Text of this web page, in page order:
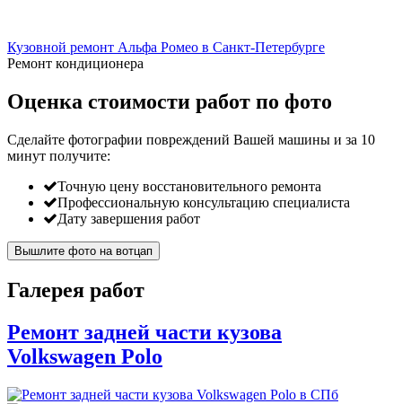
Кузовной ремонт Альфа Ромео в Санкт-Петербурге
Ремонт кондиционера
Оценка стоимости работ по фото
Сделайте фотографии повреждений Вашей машины и за 10
минут получите:
Точную цену восстановительного ремонта
Профессиональную консультацию специалиста
Дату завершения работ
Вышлите фото на вотцап
Галерея работ
Ремонт задней части кузова
Volkswagen Polo